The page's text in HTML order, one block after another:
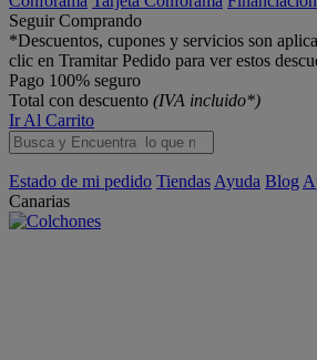
Seguir Comprando
*Descuentos, cupones y servicios son
clic en Tramitar Pedido para ver estos
Pago 100% seguro
Total con descuento (IVA incluido*)
Ir Al Carrito
Estado de mi pedido Tiendas Ayuda Blog
Canarias